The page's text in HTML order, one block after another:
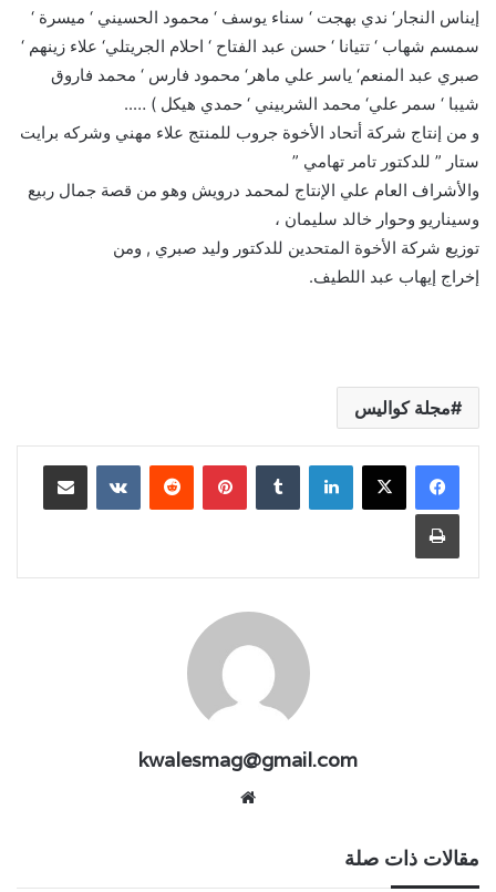
إيناس النجار‘ ندي بهجت ‘ سناء يوسف ‘ محمود الحسيني ‘ ميسرة ‘
سمسم شهاب ‘ تتيانا ‘ حسن عبد الفتاح ‘ احلام الجريتلي‘ علاء زينهم ‘
صبري عبد المنعم‘ ياسر علي ماهر‘ محمود فارس ‘ محمد فاروق
شيبا ‘ سمر علي‘ محمد الشربيني ‘ حمدي هيكل ) …..
و من إنتاج شركة أتحاد الأخوة جروب للمنتج علاء مهني وشركه برايت
ستار ” للدكتور تامر تهامي ”
والأشراف العام علي الإنتاج لمحمد درويش وهو من قصة جمال ربيع
وسيناريو وحوار خالد سليمان ،
توزيع شركة الأخوة المتحدين للدكتور وليد صبري , ومن
إخراج إيهاب عبد اللطيف.
مجلة كواليس
لينكدإن بينتيريست مشاركة عبر البريد
طباعة
kwalesmag@gmail.com
مقالات ذات صلة